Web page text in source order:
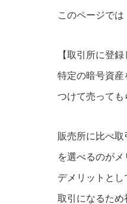
このページでは
【取引所に登
特定の暗号資
つけて売っても
販売所に比べ
を選べるのがメ
デメリットと
取引になるため